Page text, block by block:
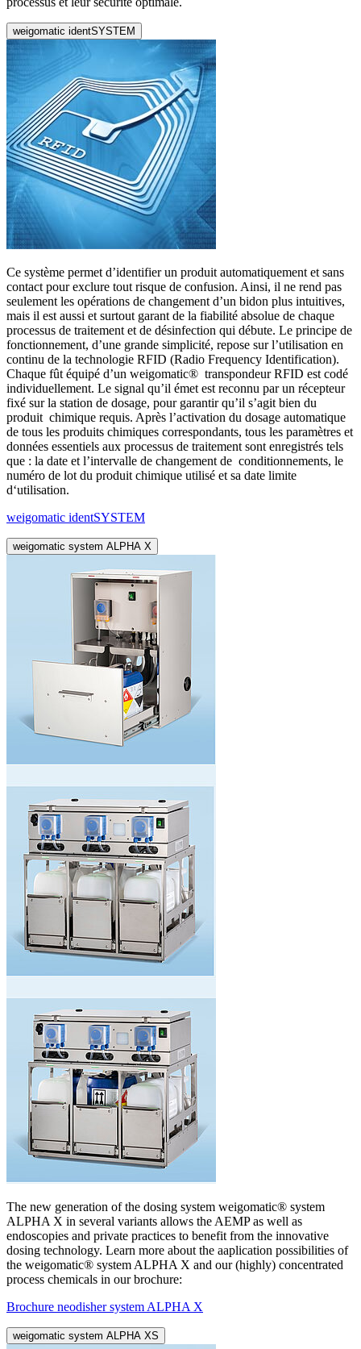
weigomatic identSYSTEM
Ce système permet d’identifier un produit automatiquement et sans
contact pour exclure tout risque de confusion. Ainsi, il ne rend pas
seulement les opérations de changement d’un bidon plus intuitives,
mais il est aussi et surtout garant de la fiabilité absolue de chaque
processus de traitement et de désinfection qui débute. Le principe de
fonctionnement, d’une grande simplicité, repose sur l’utilisation en
continu de la technologie RFID (Radio Frequency Identification).
Chaque fût équipé d’un weigomatic® transpondeur RFID est codé
individuellement. Le signal qu’il émet est reconnu par un récepteur
fixé sur la station de dosage, pour garantir qu’il s’agit bien du
produit chimique requis. Après l’activation du dosage automatique
de tous les produits chimiques correspondants, tous les paramètres et
données essentiels aux processus de traitement sont enregistrés tels
que : la date et l’intervalle de changement de conditionnements, le
numéro de lot du produit chimique utilisé et sa date limite
d‘utilisation.
weigomatic identSYSTEM
weigomatic system ALPHA X
The new generation of the dosing system weigomatic® system
ALPHA X in several variants allows the AEMP as well as
endoscopies and private practices to benefit from the innovative
dosing technology. Learn more about the aaplication possibilities of
the weigomatic® system ALPHA X and our (highly) concentrated
process chemicals in our brochure:
Brochure neodisher system ALPHA X
weigomatic system ALPHA XS